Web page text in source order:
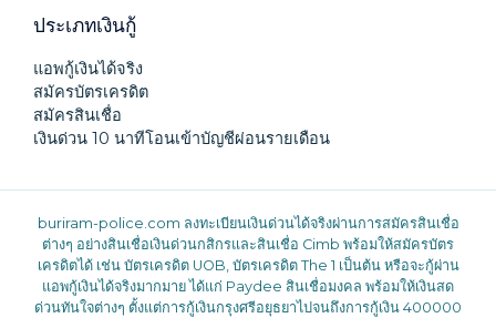
ประเภทเงินกู้
แอพกู้เงินได้จริง
สมัครบัตรเครดิต
สมัครสินเชื่อ
เงินด่วน 10 นาทีโอนเข้าบัญชีผ่อนรายเดือน
buriram-police.com ลงทะเบียนเงินด่วนได้จริงผ่านการสมัครสินเชื่อ
ต่างๆ อย่างสินเชื่อเงินด่วนกสิกรและสินเชื่อ Cimb พร้อมให้สมัครบัตร
เครดิตได้ เช่น บัตรเครดิต UOB, บัตรเครดิต The 1 เป็นต้น หรือจะกู้ผ่าน
แอพกู้เงินได้จริงมากมาย ได้แก่ Paydee สินเชื่อมงคล พร้อมให้เงินสด
ด่วนทันใจต่างๆ ตั้งแต่การกู้เงินกรุงศรีอยุธยาไปจนถึงการกู้เงิน 400000